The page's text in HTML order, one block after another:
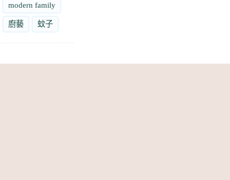
modern family
廚藝 蚊子